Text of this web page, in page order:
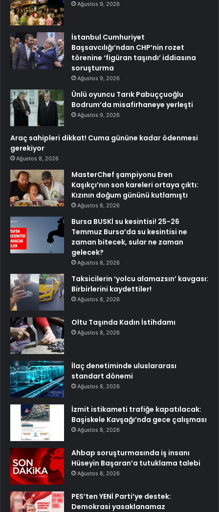
Ağustos 9, 2026
İstanbul Cumhuriyet
Başsavcılığı’ndan CHP’nin rozet
törenine ‘figüran taşındı’ iddiasına
soruşturma
Ağustos 9, 2026
Ünlü oyuncu Tarık Pabuççuoğlu
Bodrum’da misafirhaneye yerleşti
Ağustos 9, 2026
Araç sahipleri dikkat! Cuma gününe kadar ödenmesi
gerekiyor
Ağustos 8, 2026
MasterChef şampiyonu Eren
Kaşıkçı’nın son kareleri ortaya çıktı:
Kızının doğum gününü kutlamıştı
Ağustos 8, 2026
Bursa BUSKİ su kesintisi! 25-26
Temmuz Bursa’da su kesintisi ne
zaman bitecek, sular ne zaman
gelecek?
Ağustos 8, 2026
Taksicilerin ‘yolcu alamazsın’ kavgası:
Birbirlerini kaydettiler!
Ağustos 8, 2026
Oltu Taşında Kadın İstihdamı
Ağustos 8, 2026
İlaç denetiminde uluslararası
standart dönemi
Ağustos 8, 2026
İzmit istikameti trafiğe kapatılacak:
Başiskele Kavşağı’nda gece çalışması
Ağustos 8, 2026
Ahbap soruşturmasında iş insanı
Hüseyin Başaran’a tutuklama talebi
Ağustos 8, 2026
PES’ten YENİ Parti’ye destek:
Demokrasi yasaklanamaz